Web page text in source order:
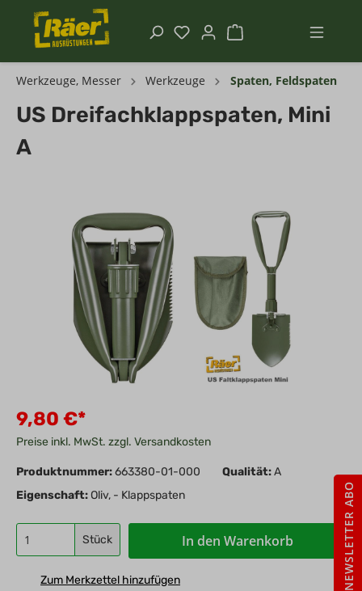
Werkzeuge, Messer Werkzeuge Spaten, Feldspaten
US Dreifachklappspaten, Mini
A
9,80 €*
Preise inkl. MwSt. zzgl. Versandkosten
Produktnummer:663380-01-000 Qualität:A
Eigenschaft:Oliv, - Klappspaten
Stück In den Warenkorb
Zum Merkzettel hinzufügen NEWSLETTER ABO